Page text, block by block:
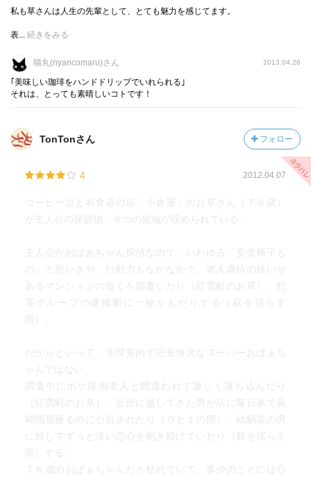
私も草さんは人生の先輩として、とても魅力を感じてます。
表... 続きをみる
猫丸(nyancomaru)さん 2013.04.26
｢美味しい珈琲をハンドドリップでいれられる｣
それは、とっても素晴しいコトです！
TonTonさん フォロー
4 2012.04.07
コーヒー豆と和食器の店「小倉屋」のお草さん（７６歳）
が主人公の探偵物。６つの短編が収められている。
主人公がおばあちゃん探偵なので、いわゆる「安楽椅子も
の」と思いきや、行動力もなかなかで、老人虐待の疑いが
あるマンションの近くを調査したり（紅雲町のお草）、犯
罪グループの逮捕劇に一枚かんだりする（萩を揺らす
だからといって、非現実的で完全無欠なスーパーおばぁち
ゃんではない。
調査中にボケ徘徊老人と間違われて激しく落ち込んだり
（紅雲町のお草）、近所に越してきた男が店に毎日来て長
時間居座るのに心乱されたり（０と１の間）、幼馴染の男
に対してずっと淡い恋心を抱き続けていたり（萩を揺らす
雨）する。
７６歳のおばぁちゃんだと枯れていて、多少のことには心